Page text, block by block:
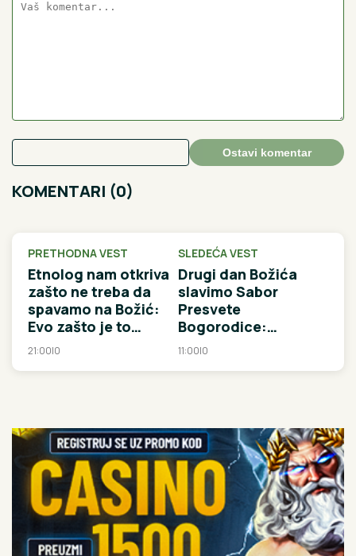
Ostavi komentar
KOMENTARI (0)
PRETHODNA VEST
Etnolog nam otkriva
zašto ne treba da
spavamo na Božić:
Evo zašto je to
važno, ali i šta
21:00|0
SLEDEĆA VEST
Drugi dan Božića
slavimo Sabor
Presvete
Bogorodice:
Izgovorite OVE
11:00|0